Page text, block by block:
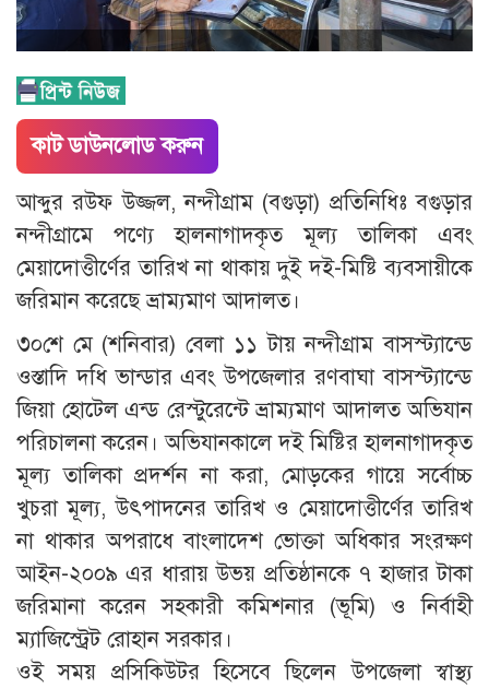
কাট ডাউনলোড করুন
আব্দুর রউফ উজ্জল, নন্দীগ্রাম (বগুড়া) প্রতিনিধিঃ বগুড়ার
নন্দীগ্রামে পণ্যে হালনাগাদকৃত মূল্য তালিকা এবং
মেয়াদোত্তীর্ণের তারিখ না থাকায় দুই দই-মিষ্টি ব্যবসায়ীকে
জরিমান করেছে ভ্রাম্যমাণ আদালত।
৩০শে মে (শনিবার) বেলা ১১ টায় নন্দীগ্রাম বাসস্ট্যান্ডে
ওস্তাদি দধি ভান্ডার এবং উপজেলার রণবাঘা বাসস্ট্যান্ডে
জিয়া হোটেল এন্ড রেস্টুরেন্টে ভ্রাম্যমাণ আদালত অভিযান
পরিচালনা করেন। অভিযানকালে দই মিষ্টির হালনাগাদকৃত
মূল্য তালিকা প্রদর্শন না করা, মোড়কের গায়ে সর্বোচ্চ
খুচরা মূল্য, উৎপাদনের তারিখ ও মেয়াদোত্তীর্ণের তারিখ
না থাকার অপরাধে বাংলাদেশ ভোক্তা অধিকার সংরক্ষণ
আইন-২০০৯ এর ধারায় উভয় প্রতিষ্ঠানকে ৭ হাজার টাকা
জরিমানা করেন সহকারী কমিশনার (ভূমি) ও নির্বাহী
ম্যাজিস্ট্রেট রোহান সরকার।
ওই সময় প্রসিকিউটর হিসেবে ছিলেন উপজেলা স্বাস্থ্য